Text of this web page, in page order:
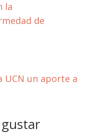
la
de
UCN un aporte a